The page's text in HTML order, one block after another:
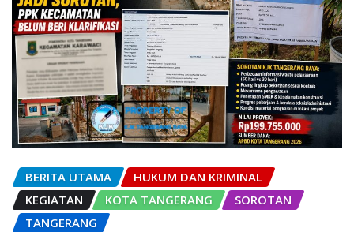
BERITA UTAMA
HUKUM DAN KRIMINAL
KEGIATAN
KOTA TANGERANG
SOROTAN
TANGERANG